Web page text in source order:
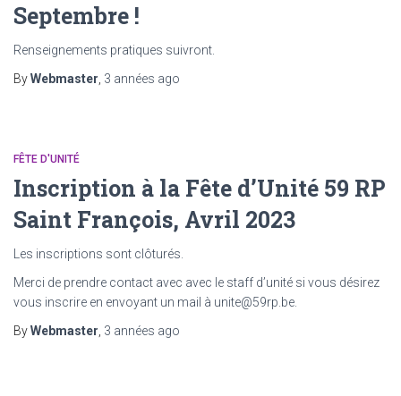
Septembre !
Renseignements pratiques suivront.
ByWebmaster 3 années ago
FÊTE D'UNITÉ
Inscription à la Fête d’Unité 59 RP
Saint François, Avril 2023
Les inscriptions sont clôturés.
Merci de prendre contact avec avec le staff d’unité si vous désirez
vous inscrire en envoyant un mail à unite@59rp.be.
ByWebmaster 3 années ago